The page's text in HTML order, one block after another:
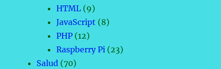
HTML (9)
JavaScript (8)
PHP (12)
Raspberry Pi (23)
Salud (70)